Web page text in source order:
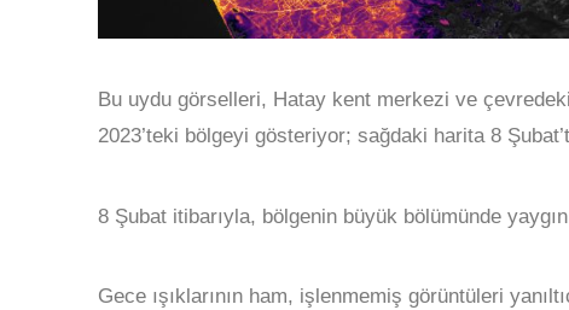
Bu uydu görselleri, Hatay kent merkezi ve
2023’teki bölgeyi gösteriyor; sağdaki harita 8
8 Şubat itibarıyla, bölgenin büyük bölümünde
Gece ışıklarının ham, işlenmemiş görüntüleri